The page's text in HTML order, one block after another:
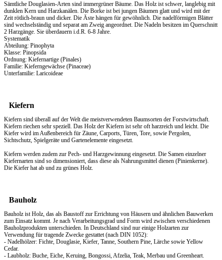
Sämtliche Douglasien-Arten sind immergrüner Bäume. Das Holz ist schwer, langlebig mit
dunklen Kern und Harzkanälen. Die Borke ist bei jungen Bäumen glatt und wird mit der
Zeit rötlich-braun und dicker. Die Äste hängen für gewöhnlich. Die nadelförmigen Blätter
sind wechselständig und separat am Zweig angeordnet. Die Nadeln besitzen im Querschnitt
2 Harzgänge. Sie überdauern i.d.R. 6-8 Jahre.
Systematik
Abteilung: Pinophyta
Klasse: Pinopsida
Ordnung: Kiefernartige (Pinales)
Familie: Kieferngewächse (Pinaceae)
Unterfamilie: Laricoideae
Kiefern
Kiefern sind überall auf der Welt die meistverwendeten Baumsorten der Forstwirtschaft.
Kiefern riechen sehr speziell. Das Holz der Kiefern ist sehr oft harzreich und leicht. Die
Kiefer wird im Außenbereich für Zäune, Carports, Türen, Tore, sowie Pergolen,
Sichtschutz, Spielgeräte und Gartenelemente eingesetzt.
Kiefern werden zudem zur Pech- und Harzgewinnung eingesetzt. Die Samen einzelner
Kiefernarten sind so dimensioniert, dass diese als Nahrungsmittel dienen (Pinienkerne).
Die Kiefer hat ab und zu grünes Holz.
Bauholz
Bauholz ist Holz, das als Baustoff zur Errichtung von Häusern und ähnlichen Bauwerken
zum Einsatz kommt. Je nach Verarbeitungsgrad und Form wird zwischen verschiedenen
Bauholzprodukten unterschieden. In Deutschland sind nur einige Holzarten zur
Verwendung für tragende Zwecke gestattet (nach DIN 1052):
- Nadelhölzer: Fichte, Douglasie, Kiefer, Tanne, Southern Pine, Lärche sowie Yellow
Cedar.
- Laubholz: Buche, Eiche, Keruing, Bongossi, Afzelia, Teak, Merbau und Greenheart.